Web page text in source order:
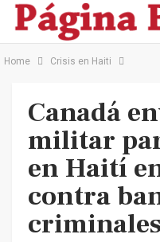
Home Crisis en Haiti
Canadá
militar
en Haití
contra
criminales